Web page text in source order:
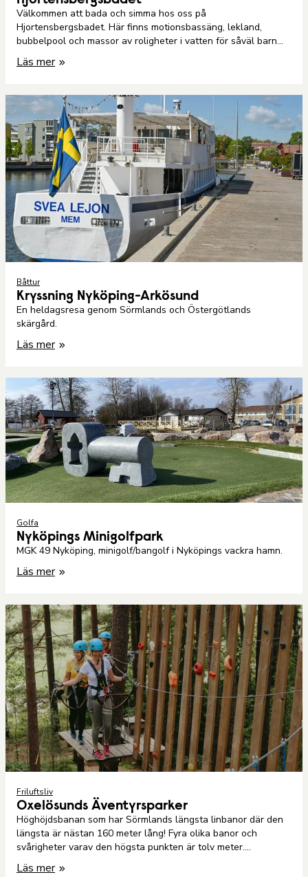
Välkommen att bada och simma hos oss på
Hjortensbergsbadet. Här finns motionsbassäng, lekland,
bubbelpool och massor av roligheter i vatten för såväl barn
som vuxna.
Läs mer
Båttur
Kryssning Nyköping-Arkösund
En heldagsresa genom Sörmlands och Östergötlands
skärgård.
Läs mer
Golfa
Nyköpings Minigolfpark
MGK 49 Nyköping, minigolf/bangolf i Nyköpings vackra hamn.
Läs mer
Friluftsliv
Oxelösunds Äventyrsparker
Höghöjdsbanan som har Sörmlands längsta linbanor där den
längsta är nästan 160 meter lång! Fyra olika banor och
svårigheter varav den högsta punkten är tolv meter.
Välkomna!
Läs mer